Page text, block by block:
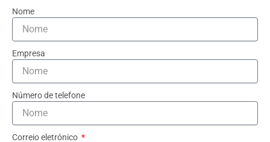
Nome
Empresa
Número de telefone
Correio eletrónico